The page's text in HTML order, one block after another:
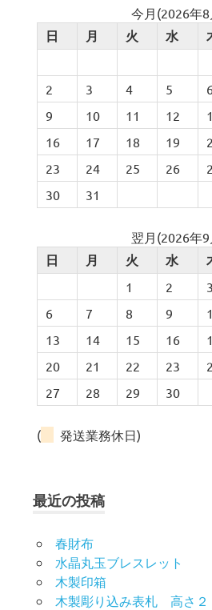
今月(2026年8
日 月 火 水
2
3 4 5
9
10 11 12
16
17 18 19
23
24 25 26
30
31
翌月(2026年9
日 月 火 水
1 2 3
6
7 8 9
13
14 15 16
20
21 22 23
27
28 29 30
( 発送業務休日)
最近の投稿
春財布
水晶丸玉ブレスレット
木製印箱
木製彫り込み表札 高さ